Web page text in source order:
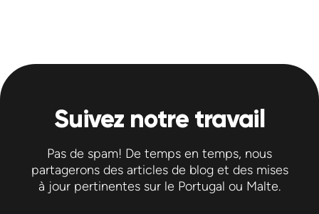
Suivez notre travail
Pas de spam! De temps en temps, nous
partagerons des articles de blog et des mises
à jour pertinentes sur le Portugal ou Malte.